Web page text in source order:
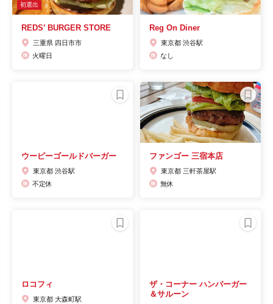
初選出
REDS’ BURGER STORE
三重県 四日市市
火曜日
Reg On Diner
東京都 渋谷駅
なし
ウーピーゴールドバーガー
東京都 渋谷駅
不定休
ファンゴー 三宿本店
東京都 三軒茶屋駅
無休
ロコフィ
東京都 大森町駅
ザ・コーナー ハンバーガー
＆サルーン